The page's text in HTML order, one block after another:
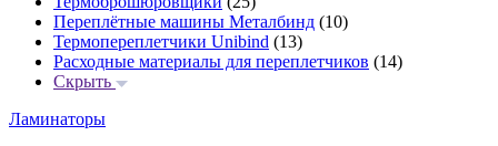
Переплётные машины Металбинд (10)
Термопереплетчики Unibind (13)
Расходные материалы для переплетчиков (14)
Скрыть
Ламинаторы